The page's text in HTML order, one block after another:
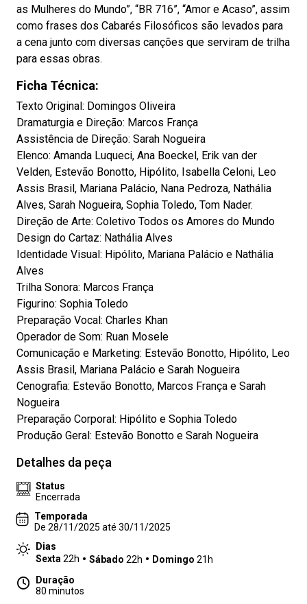
as Mulheres do Mundo”, “BR 716”, “Amor e Acaso”, assim
como frases dos Cabarés Filosóficos são levados para
a cena junto com diversas canções que serviram de trilha
para essas obras.
Ficha Técnica:
Texto Original: Domingos Oliveira
Dramaturgia e Direção: Marcos França
Assistência de Direção: Sarah Nogueira
Elenco: Amanda Luqueci, Ana Boeckel, Erik van der
Velden, Estevão Bonotto, Hipólito, Isabella Celoni, Leo
Assis Brasil, Mariana Palácio, Nana Pedroza, Nathália
Alves, Sarah Nogueira, Sophia Toledo, Tom Nader.
Direção de Arte: Coletivo Todos os Amores do Mundo
Design do Cartaz: Nathália Alves
Identidade Visual: Hipólito, Mariana Palácio e Nathália
Alves
Trilha Sonora: Marcos França
Figurino: Sophia Toledo
Preparação Vocal: Charles Khan
Operador de Som: Ruan Mosele
Comunicação e Marketing: Estevão Bonotto, Hipólito, Leo
Assis Brasil, Mariana Palácio e Sarah Nogueira
Cenografia: Estevão Bonotto, Marcos França e Sarah
Nogueira
Preparação Corporal: Hipólito e Sophia Toledo
Produção Geral: Estevão Bonotto e Sarah Nogueira
Detalhes da peça
Status
Encerrada
Temporada
De 28/11/2025 até 30/11/2025
Dias
Sexta 22h Sábado 22h Domingo 21h
Duração
80 minutos